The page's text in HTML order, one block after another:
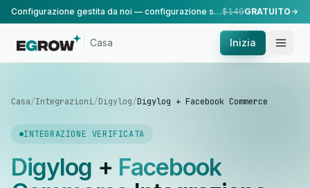
Configurazione gestita da noi — configurazione standard, eseguita dal nostro team.$149GRATUITO
Casa Inizia
Casa/Integrazioni/Digylog/Digylog + Facebook Commerce
INTEGRAZIONE VERIFICATA
Digylog + Facebook